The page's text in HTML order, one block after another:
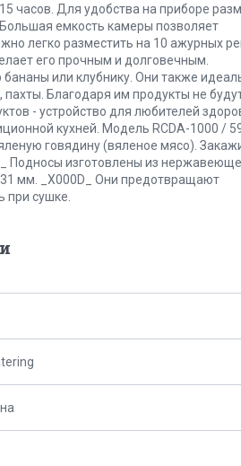
часов. Для удобства на приборе
емкость камеры позволяет
легко разместить на 10 ажурных
его прочным и долговечным.
или клубнику. Они также
Благодаря им продукты не
- устройство для любителей
кухней. Модель RCDA-1000 /
говядину (вяленое мясо).
Подносы изготовлены из
мм. _X000D_ Они предотвращают
при сушке.